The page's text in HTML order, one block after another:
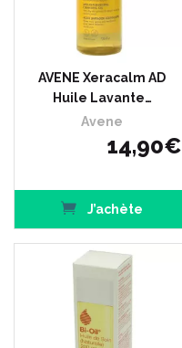
AVENE Xeracalm AD
Huile Lavante…
Avene
14,90€
J’achète